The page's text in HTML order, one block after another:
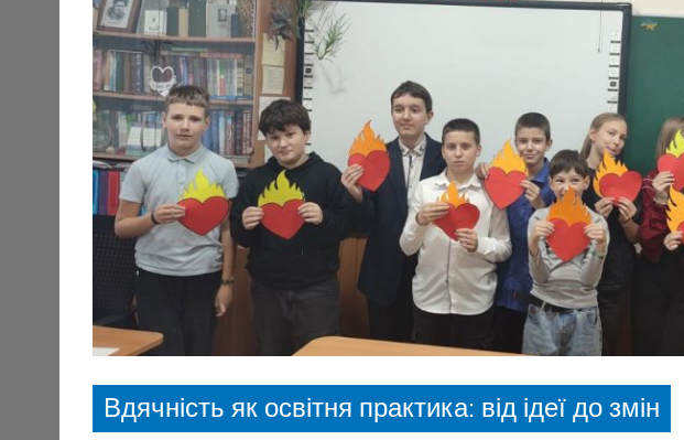
Вдячність як освітня практика: від ідеї до змін